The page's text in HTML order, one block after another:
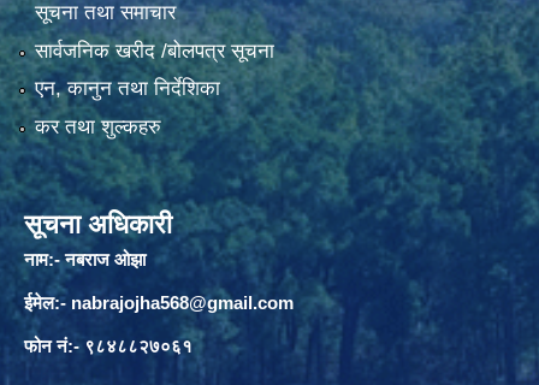
सूचना तथा समाचार
सार्वजनिक खरीद /बोलपत्र सूचना
एन, कानुन तथा निर्देशिका
कर तथा शुल्कहरु
सूचना अधिकारी
नाम:- नबराज ओझा
ईमेल:- nabrajojha568@gmail.com
फोन नं:- ९८४८८२७०६१